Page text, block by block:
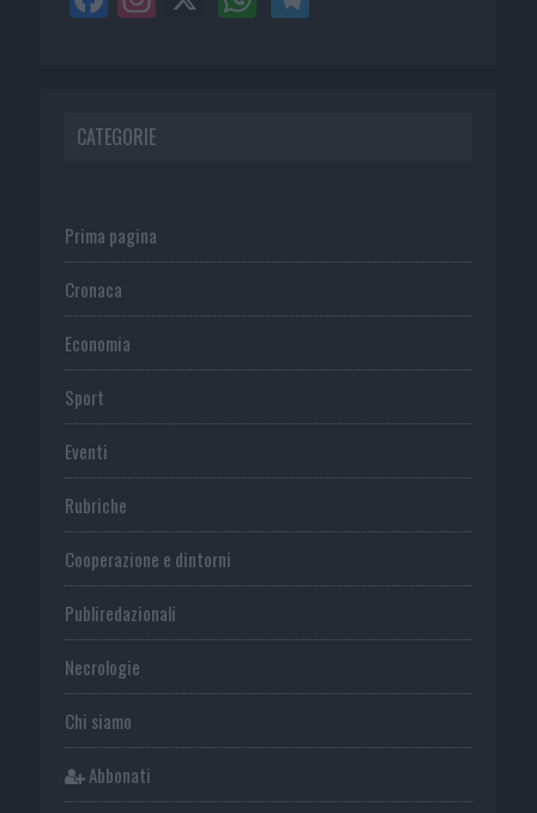
CATEGORIE
Prima pagina
Cronaca
Economia
Sport
Eventi
Rubriche
Cooperazione e dintorni
Publiredazionali
Necrologie
Chi siamo
Abbonati